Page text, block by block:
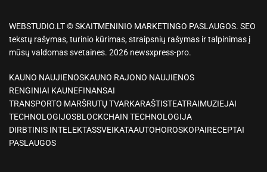
WEBSTUDIO.LT © SKAITMENINIO MARKETINGO PASLAUGOS. SEO
tekstų rašymas, turinio kūrimas, straipsnių rašymas ir talpinimas į
mūsų valdomas svetaines. 2026 newsxpress-pro.
KAUNO NAUJIENOSKAUNO RAJONO NAUJIENOS
RENGINIAI KAUNEFINANSAI
TRANSPORTO MARŠRUTŲ TVARKARAŠTISTEATRAIMUZIEJAI
TECHNOLOGIJOSBLOCKCHAIN TECHNOLOGIJA
DIRBTINIS INTELEKTASSVEIKATAAUTOHOROSKOPAIRECEPTAI
PASLAUGOS